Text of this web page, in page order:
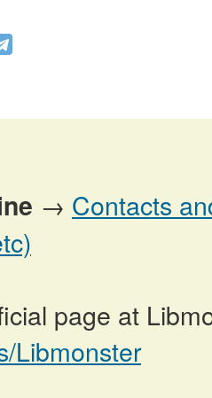
→ Contacts
page at
Libmonster